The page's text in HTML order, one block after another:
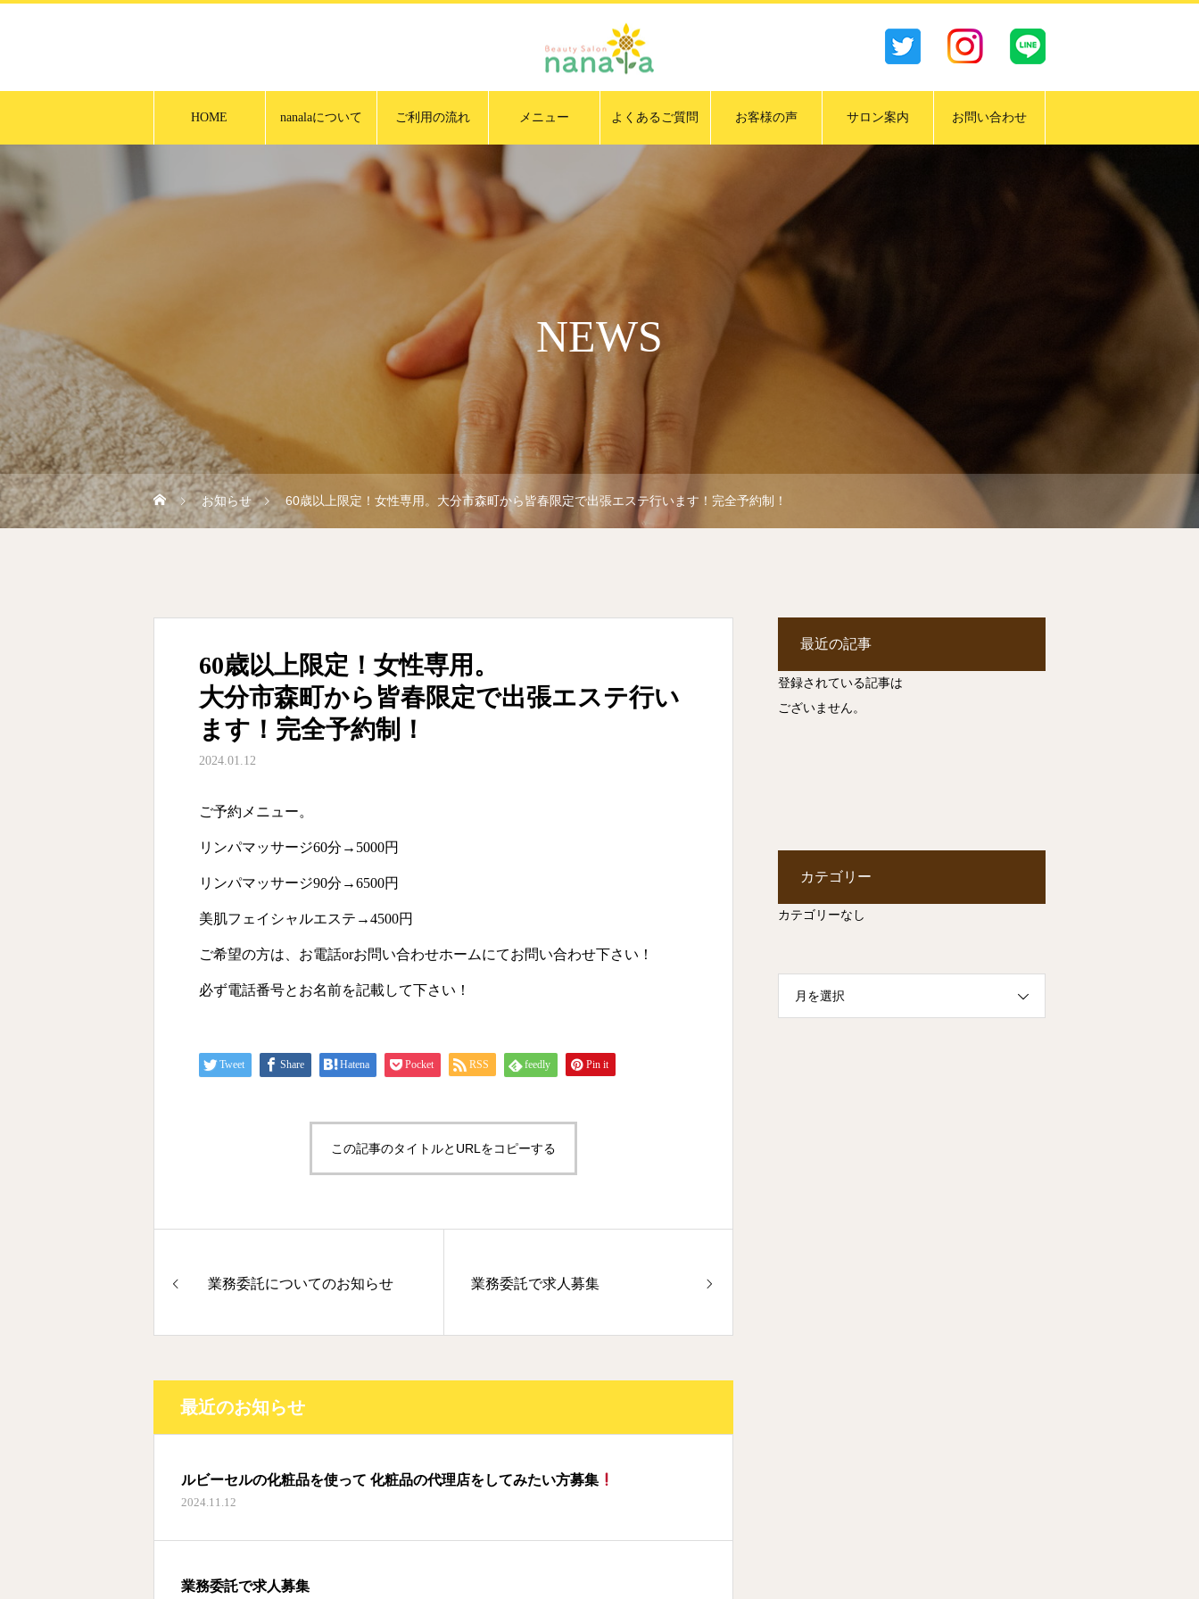
HOME nanalaについて ご利用の流れ メニュー よくあるご質問 お客様の声 サロン案内 お問い合わせ
NEWS
お知らせ 60歳以上限定！女性専用。大分市森町から皆春限定で出張エステ行います！完全予約制！
60歳以上限定！女性専用。
大分市森町から皆春限定で出張エステ行い
ます！完全予約制！
2024.01.12
ご予約メニュー。
リンパマッサージ60分→5000円
リンパマッサージ90分→6500円
美肌フェイシャルエステ→4500円
ご希望の方は、お電話orお問い合わせホームにてお問い合わせ下さい！
必ず電話番号とお名前を記載して下さい！
Tweet Share Hatena Pocket RSS feedly Pin it
この記事のタイトルとURLをコピーする
業務委託についてのお知らせ 業務委託で求人募集
最近のお知らせ
ルビーセルの化粧品を使って 化粧品の代理店をしてみたい方募集
2024.11.12
業務委託で求人募集
最近の記事
登録されている記事は
ございません。
カテゴリー
カテゴリーなし
月を選択